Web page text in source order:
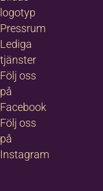
Örebro
att
logotyp
Pressrum
Lediga
tjänster
Följ oss
på
Facebook
Följ oss
på
Instagram